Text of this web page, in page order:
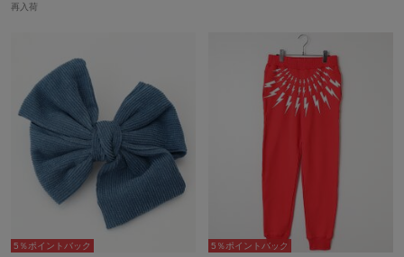
再入荷
5％ポイントバック
5％ポイントバック